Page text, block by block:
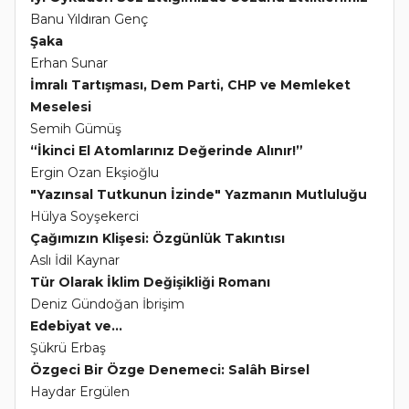
Banu Yıldıran Genç
Şaka
Erhan Sunar
İmralı Tartışması, Dem Parti, CHP ve Memleket
Meselesi
Semih Gümüş
“İkinci El Atomlarınız Değerinde Alınır!”
Ergin Ozan Ekşioğlu
"Yazınsal Tutkunun İzinde" Yazmanın Mutluluğu
Hülya Soyşekerci
Çağımızın Klişesi: Özgünlük Takıntısı
Aslı İdil Kaynar
Tür Olarak İklim Değişikliği Romanı
Deniz Gündoğan İbrişim
Edebiyat ve...
Şükrü Erbaş
Özgeci Bir Özge Denemeci: Salâh Birsel
Haydar Ergülen